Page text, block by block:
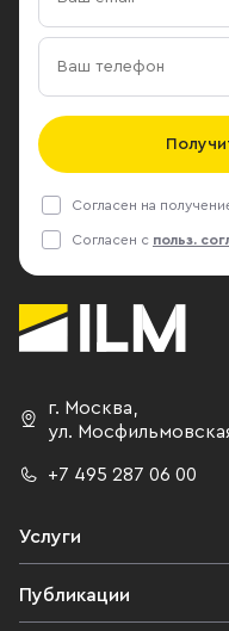
Согласен на
Согласен с польз.
г. Москва,
ул.
+7 495 287 06 00
Услуги
Публикации